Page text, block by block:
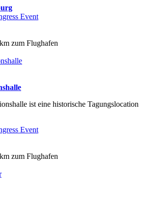
Event
zum Flughafen
ist eine historische Tagungslocation
Event
zum Flughafen